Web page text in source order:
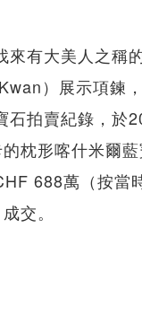
來有大美人之稱
）展示項鍊
石拍賣紀錄，於
枕形喀什米爾
688萬（按當
交。